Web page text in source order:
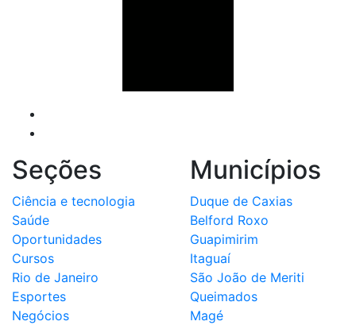
Seções
Ciência e tecnologia
Saúde
Oportunidades
Cursos
Rio de Janeiro
Esportes
Negócios
Municípios
Duque de Caxias
Belford Roxo
Guapimirim
Itaguaí
São João de Meriti
Queimados
Magé